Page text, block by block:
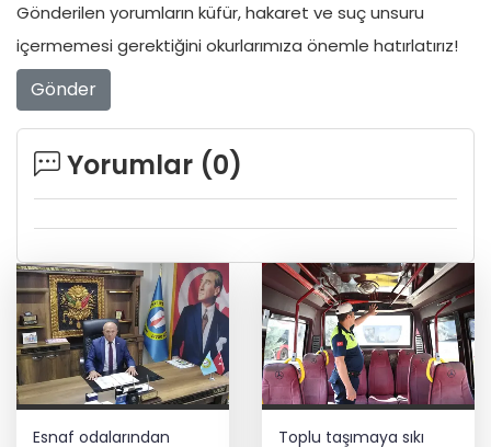
Gönderilen yorumların küfür, hakaret ve suç unsuru
içermemesi gerektiğini okurlarımıza önemle hatırlatırız!
Gönder
Yorumlar (0)
Esnaf odalarından
Toplu taşımaya sıkı